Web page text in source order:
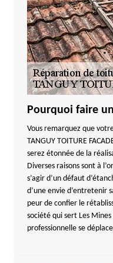
Pourquoi faire
Vous remarquez que
TANGUY TOITURE
serez étonnée de la
Diverses raisons sont à
s’agir d’un défaut
d’une envie d’entretenir
peur de confier le
société qui sert Les
professionnelle se